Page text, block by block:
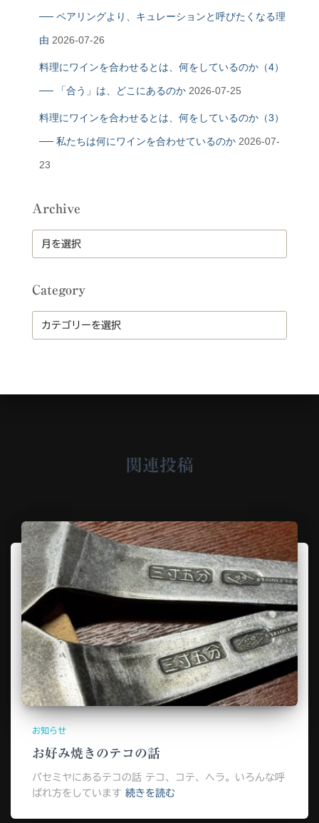
── ペアリングより、キュレーションと呼びたくなる理
由 2026-07-26
料理にワインを合わせるとは、何をしているのか（4）
── 「合う」は、どこにあるのか 2026-07-25
料理にワインを合わせるとは、何をしているのか（3）
── 私たちは何にワインを合わせているのか 2026-07-
23
Archive
h
v
Category
o
関連投稿
お知らせ
お好み焼きのテコの話
パセミヤにあるテコの話 テコ、コテ、ヘラ。いろんな呼
ばれ方をしています 続きを読む